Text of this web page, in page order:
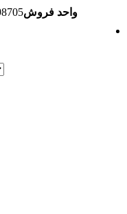
واحد فروش76447285